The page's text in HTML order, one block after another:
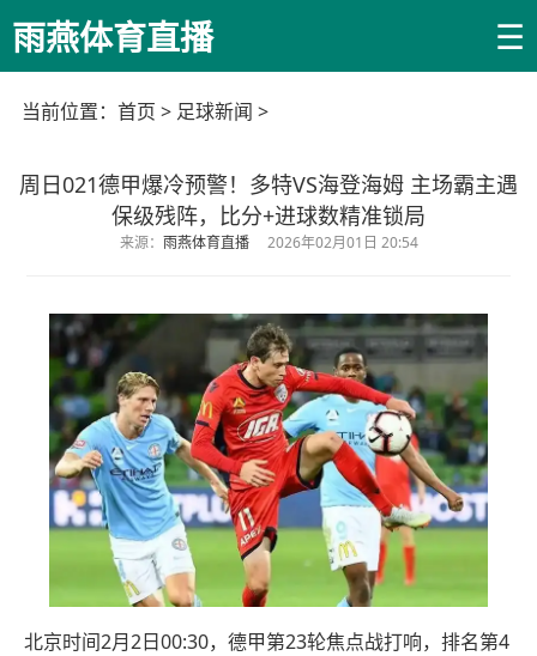
雨燕体育直播 ☰
当前位置： 首页 > 足球新闻 >
周日021德甲爆冷预警！多特VS海登海姆 主场霸主遇
保级残阵，比分+进球数精准锁局
来源： 雨燕体育直播 2026年02月01日 20:54
北京时间2月2日00:30，德甲第23轮焦点战打响，排名第4